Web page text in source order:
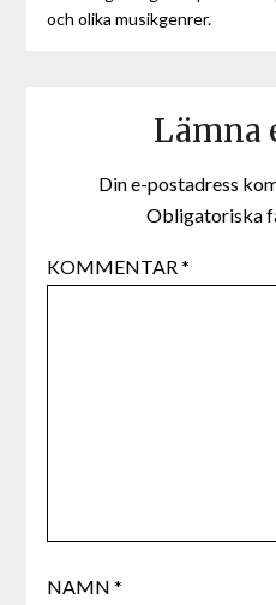
och olika musikgenrer.
Lämna
Din e-postadress
Obligatoriska
KOMMENTAR*
NAMN *